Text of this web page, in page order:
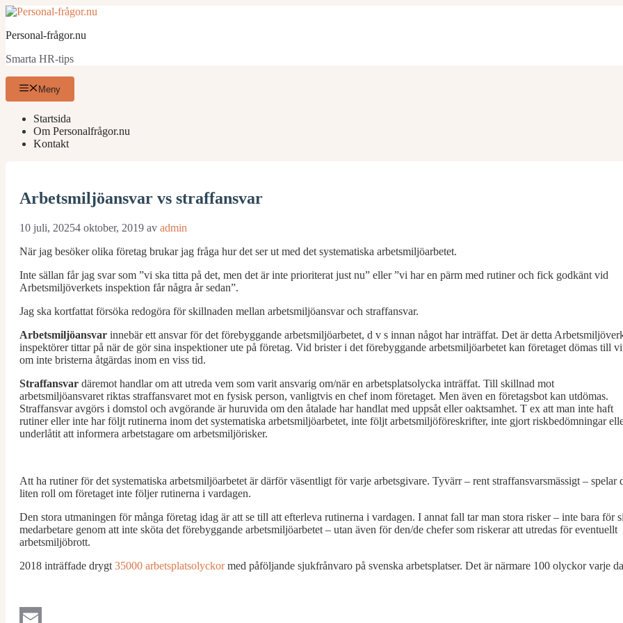
Hoppa
innehåll
Personal-frågor.nu
Smarta HR-tips
Meny
Startsida
Om Personalfrågor.nu
Kontakt
Arbetsmiljöansvar vs straffansvar
10 juli, 20254 oktober, 2019 av admin
När jag besöker olika företag brukar jag fråga hur det ser ut med det systematiska arbetsmiljöarbetet.
Inte sällan får jag svar som ”vi ska titta på det, men det är inte prioriterat just nu” eller ”vi har en pärm med rutiner och fick godkänt vid
Arbetsmiljöverkets inspektion får några år sedan”.
Jag ska kortfattat försöka redogöra för skillnaden mellan arbetsmiljöansvar och straffansvar.
Arbetsmiljöansvar innebär ett ansvar för det förebyggande arbetsmiljöarbetet, d v s innan något har inträffat. Det är detta
inspektörer tittar på när de gör sina inspektioner ute på företag. Vid brister i det förebyggande arbetsmiljöarbetet kan företaget dömas till
om inte bristerna åtgärdas inom en viss tid.
Straffansvar däremot handlar om att utreda vem som varit ansvarig om/när en arbetsplatsolycka inträffat. Till skillnad mot
arbetsmiljöansvaret riktas straffansvaret mot en fysisk person, vanligtvis en chef inom företaget. Men även en företagsbot kan utdömas.
Straffansvar avgörs i domstol och avgörande är huruvida om den åtalade har handlat med uppsåt eller oaktsamhet. T ex att man inte haft
rutiner eller inte har följt rutinerna inom det systematiska arbetsmiljöarbetet, inte följt arbetsmiljöföreskrifter, inte gjort riskbedömningar
underlåtit att informera arbetstagare om arbetsmiljörisker.
Att ha rutiner för det systematiska arbetsmiljöarbetet är därför väsentligt för varje arbetsgivare. Tyvärr – rent straffansvarsmässigt – spelar
liten roll om företaget inte följer rutinerna i vardagen.
Den stora utmaningen för många företag idag är att se till att efterleva rutinerna i vardagen. I annat fall tar man stora risker – inte bara för
medarbetare genom att inte sköta det förebyggande arbetsmiljöarbetet – utan även för den/de chefer som riskerar att utredas för eventuellt
arbetsmiljöbrott.
2018 inträffade drygt 35000 arbetsplatsolyckormed påföljande sjukfrånvaro på svenska arbetsplatser. Det är närmare 100 olyckor varje